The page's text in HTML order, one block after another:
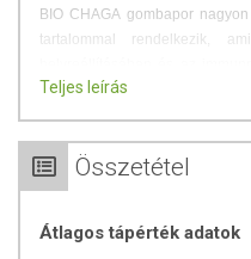
BIO CHAGA gombapor
tartalommal rendelkezik,
Keverjük össze a kívánt
Bio; Vegán; Természetes
Allergénmentes; Zsírmentes;
Teljes leírás
Összetétel
Átlagos tápérték adatok